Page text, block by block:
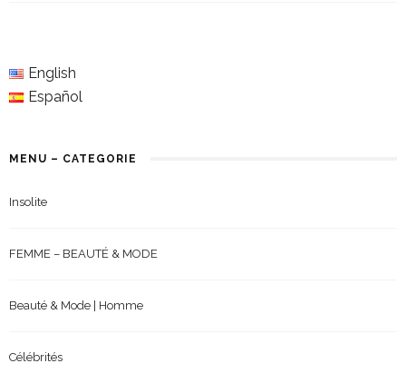
English
Español
MENU – CATEGORIE
Insolite
FEMME – BEAUTÉ & MODE
Beauté & Mode | Homme
Célébrités